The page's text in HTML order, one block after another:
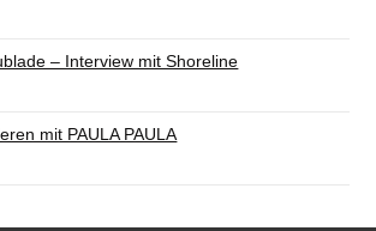
– Interview mit Shoreline
mit PAULA PAULA